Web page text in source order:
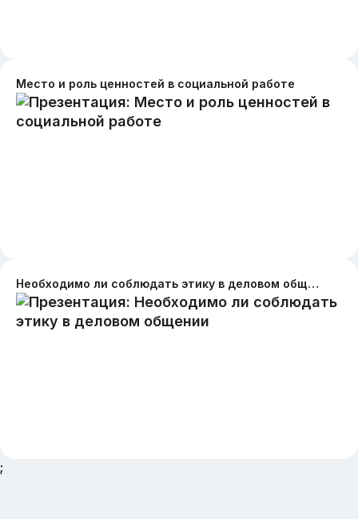
Место и роль ценностей в социальной работе
Необходимо ли соблюдать этику в деловом общении
;